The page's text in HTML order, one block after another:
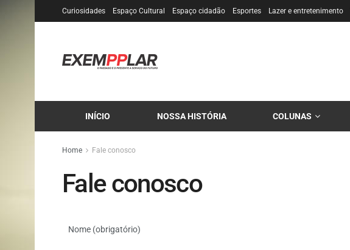
Curiosidades Espaço Cultural Espaço cidadão Esportes Lazer e entretenimento
INÍCIO NOSSA HISTÓRIA COLUNAS
Home Fale conosco
Fale conosco
Nome (obrigatório)